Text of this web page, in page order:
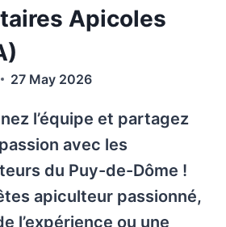
DE
10
12
AU
LIEU
DE
14
À
Apicoles
27 May 2026
l’équipe et partagez
avec les
du Puy-de-Dôme !
apiculteur passionné,
l’expérience ou une